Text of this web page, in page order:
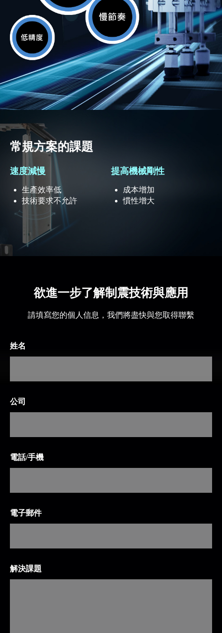
常規方案的課題
速度減慢
生產效率低
技術要求不允許
提高機械剛性
成本增加
慣性增大
欲進一步了解制震技術與應用
請填寫您的個人信息，我們將盡快與您取得聯繫
姓名
公司
電話/手機
電子郵件
解決課題